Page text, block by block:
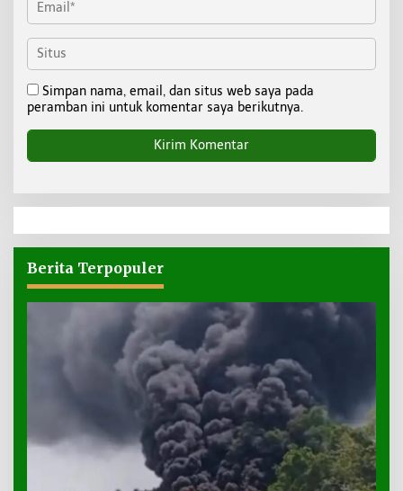
Simpan nama, email, dan situs web saya pada
peramban ini untuk komentar saya berikutnya.
Berita Terpopuler